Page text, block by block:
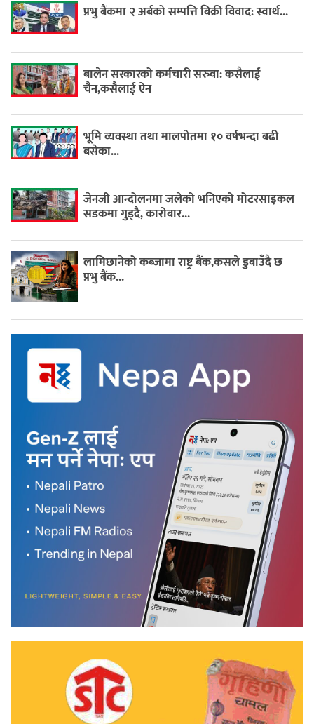
प्रभु बैंकमा २ अर्बको सम्पत्ति बिक्री विवाद: स्वार्थ...
बालेन सरकारको कर्मचारी सरुवा: कसैलाई
चैन,कसैलाई ऐन
भूमि व्यवस्था तथा मालपोतमा १० वर्षभन्दा बढी
बसेका...
जेनजी आन्दोलनमा जलेको भनिएको मोटरसाइकल
सडकमा गुड्दै, कारोबार...
लामिछानेको कब्जामा राष्ट्र बैंक,कसले डुबाउँदै छ
प्रभु बैंक...